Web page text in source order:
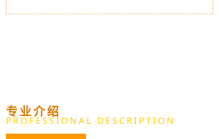
专业介绍
PROFESSIONAL DESCRIPTION